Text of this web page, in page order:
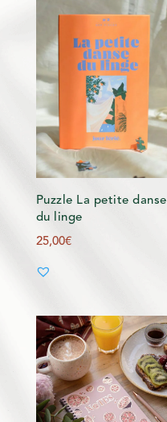
Puzzle La petite danse
du linge
25,00€